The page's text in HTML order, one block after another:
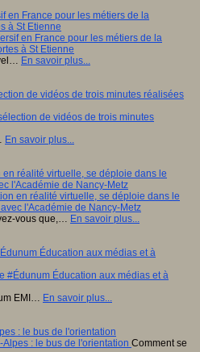
en France pour les métiers de la
à St Etienne
En savoir plus...
de vidéos de trois minutes réalisées
En savoir plus...
réalité virtuelle, se déploie dans le
l'Académie de Nancy-Metz
vous que,… En savoir plus...
Éducation aux médias et à
EMI… En savoir plus...
: le bus de l'orientation
Comment se